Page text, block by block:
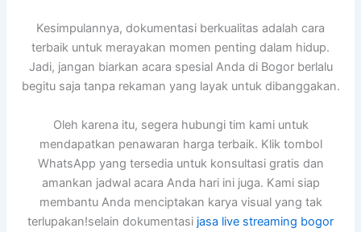
Kesimpulannya, dokumentasi berkualitas adalah cara
terbaik untuk merayakan momen penting dalam hidup.
Jadi, jangan biarkan acara spesial Anda di Bogor berlalu
begitu saja tanpa rekaman yang layak untuk dibanggakan.
Oleh karena itu, segera hubungi tim kami untuk
mendapatkan penawaran harga terbaik. Klik tombol
WhatsApp yang tersedia untuk konsultasi gratis dan
amankan jadwal acara Anda hari ini juga. Kami siap
membantu Anda menciptakan karya visual yang tak
terlupakan!selain dokumentasi jasa live streaming bogor